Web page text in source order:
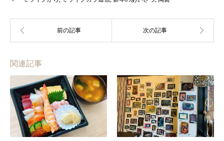
関連記事